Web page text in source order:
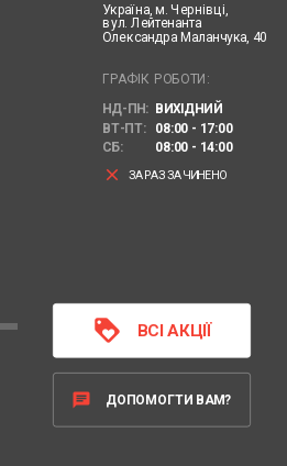
Україна, м. Чернівці,
вул. Лейтенанта
Олександра Маланчука, 40
ГРАФІК РОБОТИ:
НД-ПН: ВИХІДНИЙ
ВТ-ПТ:
08:00 - 17:00
СБ:
08:00 - 14:00
clear ЗАРАЗ ЗАЧИНЕНО
loyalty ВСІ АКЦІЇ
chat ДОПОМОГТИ ВАМ?